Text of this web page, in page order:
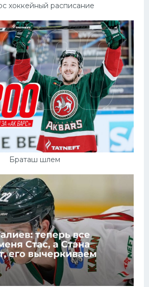
хоккейный расписание
Браташ шлем